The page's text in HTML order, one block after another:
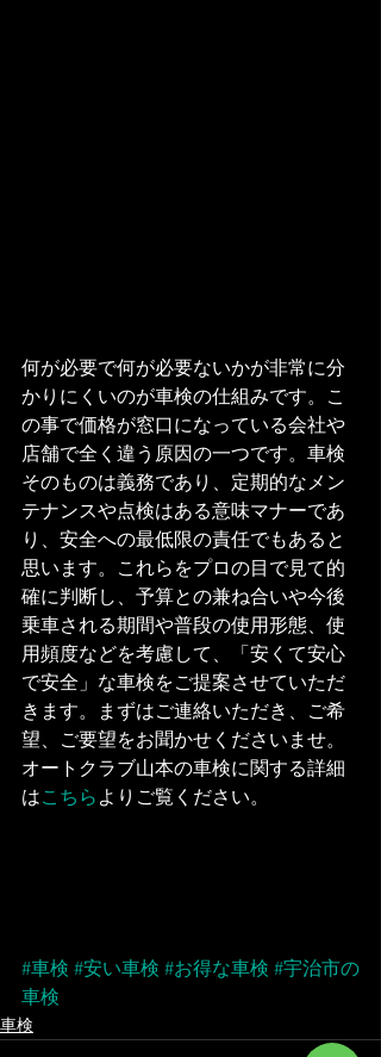
何が必要で何が必要ないかが非常に分
かりにくいのが車検の仕組みです。こ
の事で価格が窓口になっている会社や
店舗で全く違う原因の一つです。車検
そのものは義務であり、定期的なメン
テナンスや点検はある意味マナーであ
り、安全への最低限の責任でもあると
思います。これらをプロの目で見て的
確に判断し、予算との兼ね合いや今後
乗車される期間や普段の使用形態、使
用頻度などを考慮して、「安くて安心
で安全」な車検をご提案させていただ
きます。まずはご連絡いただき、ご希
望、ご要望をお聞かせくださいませ。
オートクラブ山本の車検に関する詳細
はこちら よりご覧ください。
#車検 #安い車検 #お得な車検 #宇治市の
車検
車検